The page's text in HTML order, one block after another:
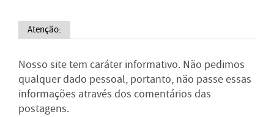
Atenção:
Nosso site tem caráter informativo. Não pedimos
qualquer dado pessoal, portanto, não passe essas
informações através dos comentários das
postagens.